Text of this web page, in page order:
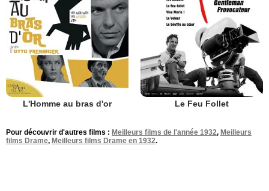
L'Homme au bras d'or Le Feu Follet
Pour découvrir d'autres films : Meilleurs films de l'année 1932, Meilleurs
films Drame, Meilleurs films Drame en 1932.